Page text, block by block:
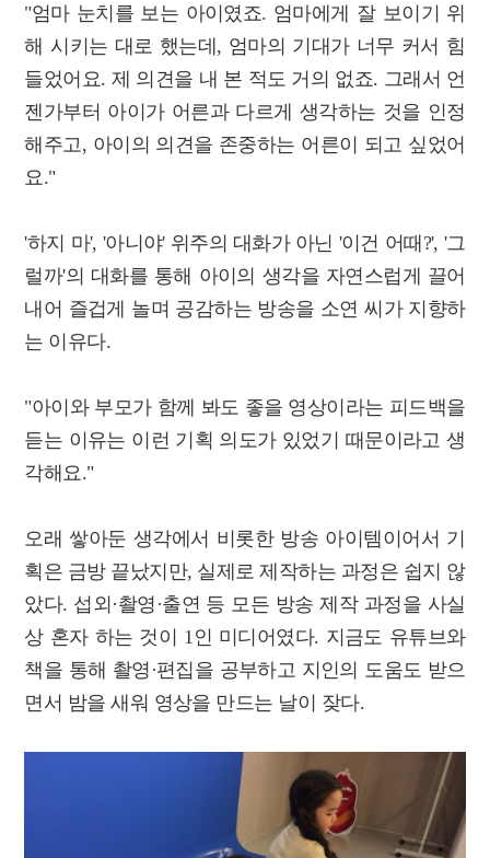
"엄마 눈치를 보는 아이였죠. 엄마에게 잘 보이기 위
해 시키는 대로 했는데, 엄마의 기대가 너무 커서 힘
들었어요. 제 의견을 내 본 적도 거의 없죠. 그래서 언
젠가부터 아이가 어른과 다르게 생각하는 것을 인정
해주고, 아이의 의견을 존중하는 어른이 되고 싶었어
요."
'하지 마', '아니야' 위주의 대화가 아닌 '이건 어때?', '그
럴까'의 대화를 통해 아이의 생각을 자연스럽게 끌어
내어 즐겁게 놀며 공감하는 방송을 소연 씨가 지향하
는 이유다.
"아이와 부모가 함께 봐도 좋을 영상이라는 피드백을
듣는 이유는 이런 기획 의도가 있었기 때문이라고 생
각해요."
오래 쌓아둔 생각에서 비롯한 방송 아이템이어서 기
획은 금방 끝났지만, 실제로 제작하는 과정은 쉽지 않
았다. 섭외·촬영·출연 등 모든 방송 제작 과정을 사실
상 혼자 하는 것이 1인 미디어였다. 지금도 유튜브와
책을 통해 촬영·편집을 공부하고 지인의 도움도 받으
면서 밤을 새워 영상을 만드는 날이 잦다.